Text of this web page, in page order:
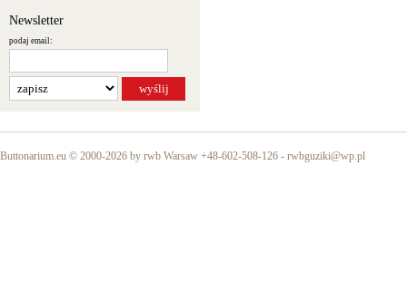
Newsletter
podaj email:
Buttonarium.eu © 2000-2026 by rwb Warsaw +48-602-508-126 - rwbguziki@wp.pl